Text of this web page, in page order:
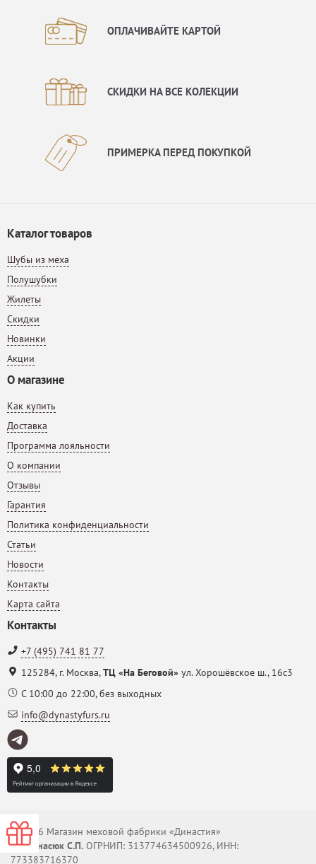
ОПЛАЧИВАЙТЕ КАРТОЙ
СКИДКИ НА ВСЕ КОЛЕКЦИИ
ПРИМЕРКА ПЕРЕД ПОКУПКОЙ
Каталог товаров
Шубы из меха
Полушубки
Жилеты
Скидки
Новинки
Акции
О магазине
Как купить
Доставка
Программа лояльности
О компании
Отзывы
Гарантия
Политика конфиденциальности
Статьи
Новости
Контакты
Карта сайта
Контакты
+7 (495) 741 81 77
125284, г. Москва,ТЦ «На Беговой» ул. Хорошёвское ш., 16с3
С 10:00 до 22:00, без выходных
info@dynastyfurs.ru
© 2026 Магазин меховой фабрики «Династия»
ИП Панасюк С.П. ОГРНИП: 313774634500926, ИНН:
773383716370
0000